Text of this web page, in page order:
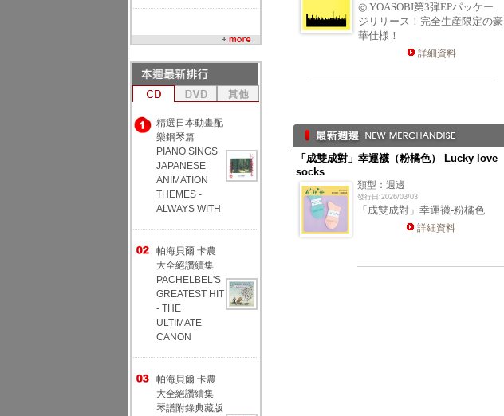
精選日本動畫配
樂鋼琴篇
PIANO SINGS
JAPANESE
ANIMATION
THEMES -
ALWAYS WITH
帕海貝爾 卡農
大全絕讚續集
PACHELBEL'S
GREATEST HIT
- THE
ULTIMATE
CANON
帕海貝爾 卡農
大全絕讚續集
琴譜附錄典藏版
◎ YOASOBI第3弾EPパッケー
ジリリース！完全生産限定の豪
華仕様！
詳細資料
「成雙成對」幸運襪（粉橘色） Lucky love
socks
類型：週邊
發行日:2026/03/03
「成雙成對」幸運襪-粉橘色
詳細資料